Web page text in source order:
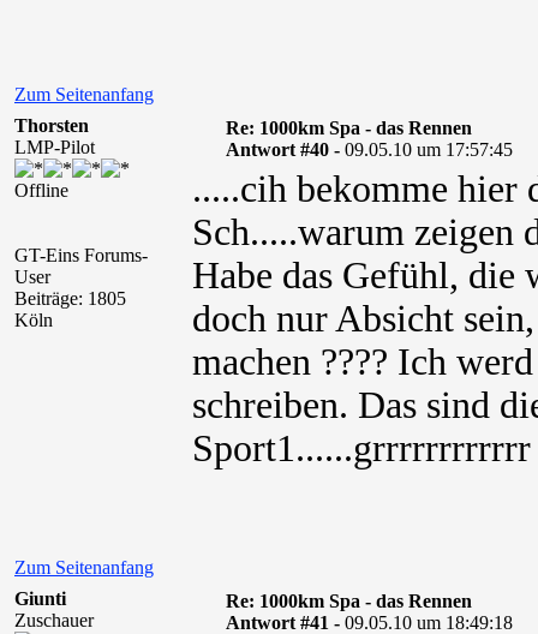
Zum Seitenanfang
Thorsten
LMP-Pilot
Offline
GT-Eins Forums-
User
Beiträge: 1805
Köln
Re: 1000km Spa - das Rennen
Antwort #40 - 09.05.10 um 17:57:45
.....cih bekomme hier
Sch.....warum zeigen
Habe das Gefühl, die
doch nur Absicht
machen ???? Ich
schreiben. Das sind
Sport1......grrrrrrrrrrrr
Zum Seitenanfang
Giunti
Zuschauer
Re: 1000km Spa - das Rennen
Antwort #41 - 09.05.10 um 18:49:18